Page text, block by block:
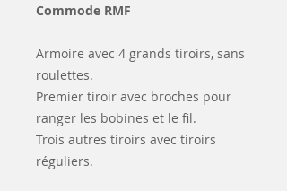
Commode RMF
Armoire avec 4 grands tiroirs, sans
roulettes.
Premier tiroir avec broches pour
ranger les bobines et le fil.
Trois autres tiroirs avec tiroirs
réguliers.